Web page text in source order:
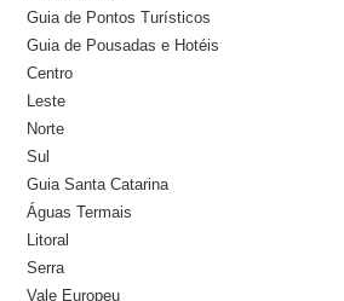
Guia de Pontos Turísticos
Guia de Pousadas e Hotéis
Centro
Leste
Norte
Sul
Guia Santa Catarina
Águas Termais
Litoral
Serra
Vale Europeu